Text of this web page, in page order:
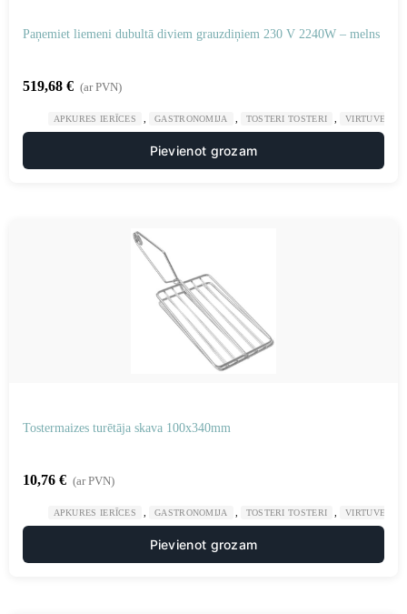
Paņemiet liemeni dubultā diviem grauzdiņiem 230 V 2240W – melns
519,68 € (ar PVN)
APKURES IERĪCES GASTRONOMIJA TOSTERI TOSTERI VIRTUVE
Pievienot grozam
Tostermaizes turētāja skava 100x340mm
10,76 € (ar PVN)
APKURES IERĪCES GASTRONOMIJA TOSTERI TOSTERI VIRTUVE
Pievienot grozam